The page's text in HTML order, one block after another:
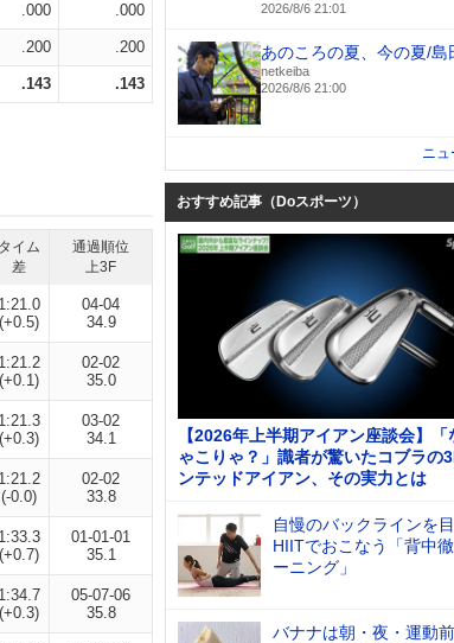
.000 .000
.200 .200
.143 .143
タイム
差
通過順位
上3F
1:21.0
(+0.5)
04-04
34.9
1:21.2
(+0.1)
02-02
35.0
1:21.3
(+0.3)
03-02
34.1
1:21.2
(-0.0)
02-02
33.8
1:33.3
(+0.7)
01-01-01
35.1
1:34.7
(+0.3)
05-07-06
35.8
2026/8/6 21:01
あのころの夏、今の夏/島
netkeiba
2026/8/6 21:00
ニ
おすすめ記事（Doスポーツ）
【2026年上半期アイアン座談会】「
ゃこりゃ？」識者が驚いたコブラの
ンテッドアイアン、その実力とは
自慢のバックラインを目
HIITでおこなう「背中
ーニング」
バナナは朝・夜・運動